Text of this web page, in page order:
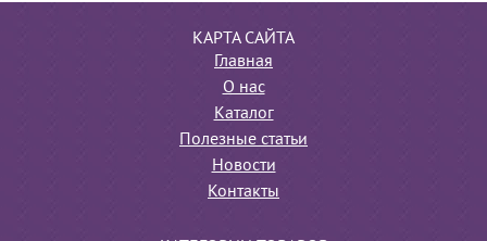
КАРТА САЙТА
Главная
О нас
Каталог
Полезные статьи
Новости
Контакты